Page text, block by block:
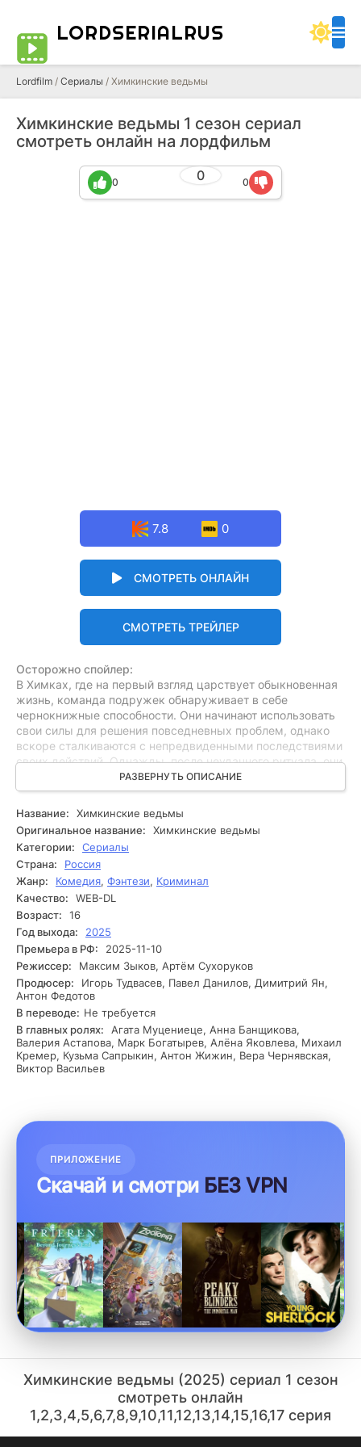
LORDSERIALRUS
Lordfilm / Сериалы / Химкинские ведьмы
Химкинские ведьмы 1 сезон сериал
смотреть онлайн на лордфильм
0
0 0
7.8 0
СМОТРЕТЬ ОНЛАЙН
СМОТРЕТЬ ТРЕЙЛЕР
Осторожно спойлер:
В Химках, где на первый взгляд царствует обыкновенная
жизнь, команда подружек обнаруживает в себе
чернокнижные способности. Они начинают использовать
свои силы для решения повседневных проблем, однако
вскоре сталкиваются с непредвиденными последствиями
своих действий. Однажды, после неудачного ритуала, они
привлекают внимание темных сил, что ставит под угрозу
не только их дружбу, но и жизни окружающих. Сегодня
женщинам предстоит разобраться не только с
нарастающими странностями в городе, но и с
внутренними конфликтами и недоверием друг к другу.
Каждое новое событие приближает их к разгадке
зловещей тайны, которая может изменить всё. Способна
ли их дружба выдержать испытания, или они станут
жертвами собственных умений?
РАЗВЕРНУТЬ ОПИСАНИЕ
Название:
Химкинские ведьмы
Оригинальное название:
Химкинские ведьмы
Категории:
Сериалы
Страна:
Россия
Жанр:
Комедия, Фэнтези, Криминал
Качество:
WEB-DL
Возраст:
16
Год выхода:
2025
Премьера в РФ:
2025-11-10
Режиссер:
Максим Зыков, Артём Сухоруков
Продюсер:
Игорь Тудвасев, Павел Данилов, Димитрий Ян,
Антон Федотов
В переводе: Не требуется
В главных ролях:
Агата Муцениеце, Анна Банщикова,
Валерия Астапова, Марк Богатырев, Алёна Яковлева, Михаил
Кремер, Кузьма Сапрыкин, Антон Жижин, Вера Чернявская,
Виктор Васильев
ПРИЛОЖЕНИЕ
Скачай и смотри БЕЗ VPN
Химкинские ведьмы (2025) сериал 1 сезон
смотреть онлайн
1,2,3,4,5,6,7,8,9,10,11,12,13,14,15,16,17 серия